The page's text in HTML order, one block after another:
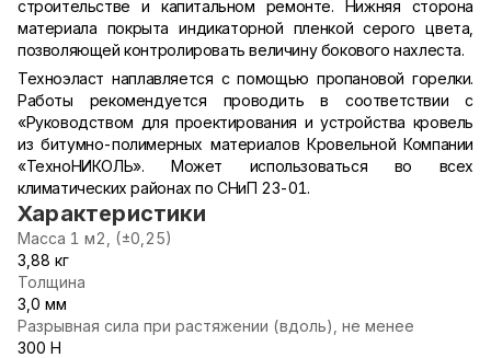
строительстве и капитальном ремонте. Нижняя сторона
материала покрыта индикаторной пленкой серого цвета,
позволяющей контролировать величину бокового нахлеста.
Техноэласт наплавляется с помощью пропановой горелки.
Работы рекомендуется проводить в соответствии с
«Руководством для проектирования и устройства кровель
из битумно-полимерных материалов Кровельной Компании
«ТехноНИКОЛЬ». Может использоваться во всех
климатических районах по СНиП 23-01.
Характеристики
Масса 1 м2, (±0,25)
3,88 кг
Толщина
3,0 мм
Разрывная сила при растяжении (вдоль), не менее
300 Н